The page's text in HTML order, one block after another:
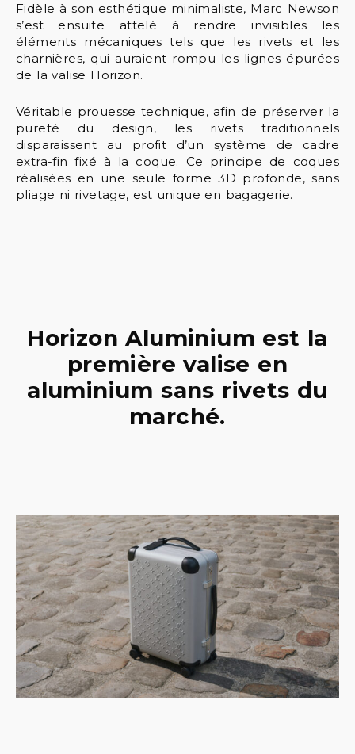
Fidèle à son esthétique minimaliste, Marc Newson
s’est ensuite attelé à rendre invisibles les
éléments mécaniques tels que les rivets et les
charnières, qui auraient rompu les lignes épurées
de la valise Horizon.
Véritable prouesse technique, afin de préserver la
pureté du design, les rivets traditionnels
disparaissent au profit d’un système de cadre
extra-fin fixé à la coque. Ce principe de coques
réalisées en une seule forme 3D profonde, sans
pliage ni rivetage, est unique en bagagerie.
Horizon Aluminium est la
première valise en
aluminium sans rivets du
marché.